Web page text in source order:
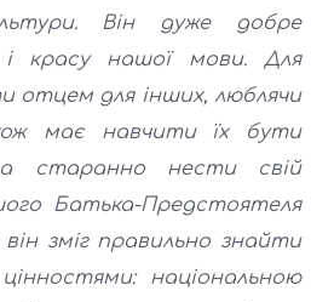
Він дуже добре
і красу нашої мови. Для
отцем для інших, люблячи
має навчити їх бути
старанно нести свій
Батька-Предстоятеля
зміг правильно знайти
національною